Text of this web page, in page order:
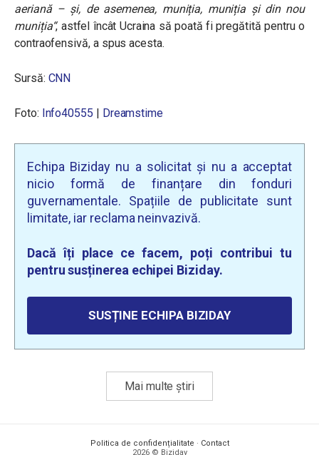
aeriană – și, de asemenea, muniția, muniția și din nou
muniția“, astfel încât Ucraina să poată fi pregătită pentru o
contraofensivă, a spus acesta.
Sursă: CNN
Foto: Info40555 | Dreamstime
Echipa Biziday nu a solicitat și nu a acceptat
nicio formă de finanțare din fonduri
guvernamentale. Spațiile de publicitate sunt
limitate, iar reclama neinvazivă.
Dacă îți place ce facem, poți contribui tu
pentru susținerea echipei Biziday.
SUSȚINE ECHIPA BIZIDAY
Mai multe știri
Politica de confidențialitate · Contact
2026 © Biziday